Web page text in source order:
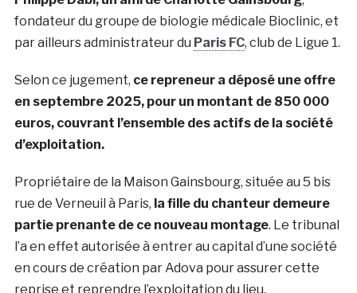
fondateur du groupe de biologie médicale Bioclinic, et
par ailleurs administrateur du Paris FC, club de Ligue 1.
Selon ce jugement, ce repreneur a déposé une offre
en septembre 2025, pour un montant de 850 000
euros, couvrant l’ensemble des actifs de la société
d’exploitation.
Propriétaire de la Maison Gainsbourg, située au 5 bis
rue de Verneuil à Paris, la fille du chanteur demeure
partie prenante de ce nouveau montage. Le tribunal
l’a en effet autorisée à entrer au capital d’une société
en cours de création par Adova pour assurer cette
reprise et reprendre l’exploitation du lieu.